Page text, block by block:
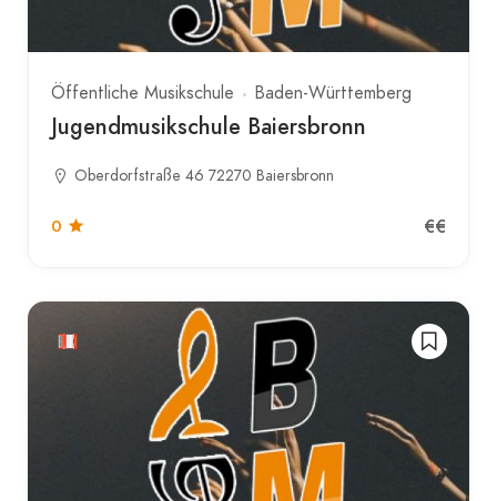
Öffentliche Musikschule Baden-Württemberg
Jugendmusikschule Baiersbronn
Oberdorfstraße 46 72270 Baiersbronn
0 €€